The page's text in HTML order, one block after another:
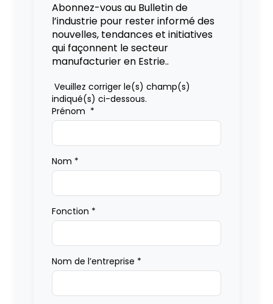
Abonnez-vous au Bulletin de
l’industrie pour rester informé des
nouvelles, tendances et initiatives
qui façonnent le secteur
manufacturier en Estrie..
Veuillez corriger le(s) champ(s)
indiqué(s) ci-dessous.
Prénom *
Nom *
Fonction *
Nom de l’entreprise *